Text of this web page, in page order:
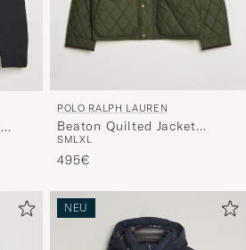
POLO RALPH LAUREN
Beaton Quilted Jacket
Company Olive
SMLXL
495€
NEU